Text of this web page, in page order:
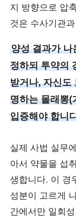
지 방향으로 압
것은 수사기관
양성 결과가 나
정하되 투약의
받거나, 자신도
명하는 몰래뽕(
입증해야 합니
실제 사법 실무
아서 약물을 섭
생합니다. 이 경
성분이 고르게
간에서만 일회